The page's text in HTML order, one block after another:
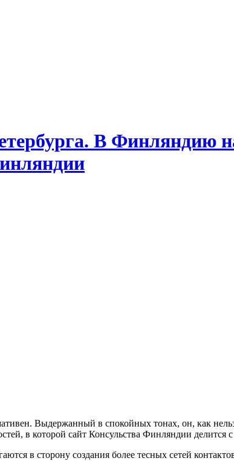
В Финляндию
Выдержанный в спокойных тонах, он, как
в которой сайт Консульства Финляндии
в сторону создания более тесных сетей